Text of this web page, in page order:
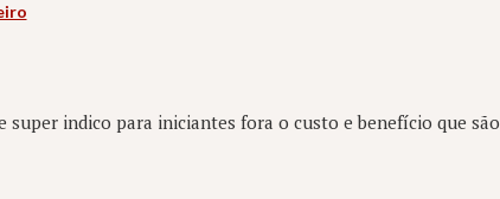
super indico para iniciantes fora o custo e benefício que são